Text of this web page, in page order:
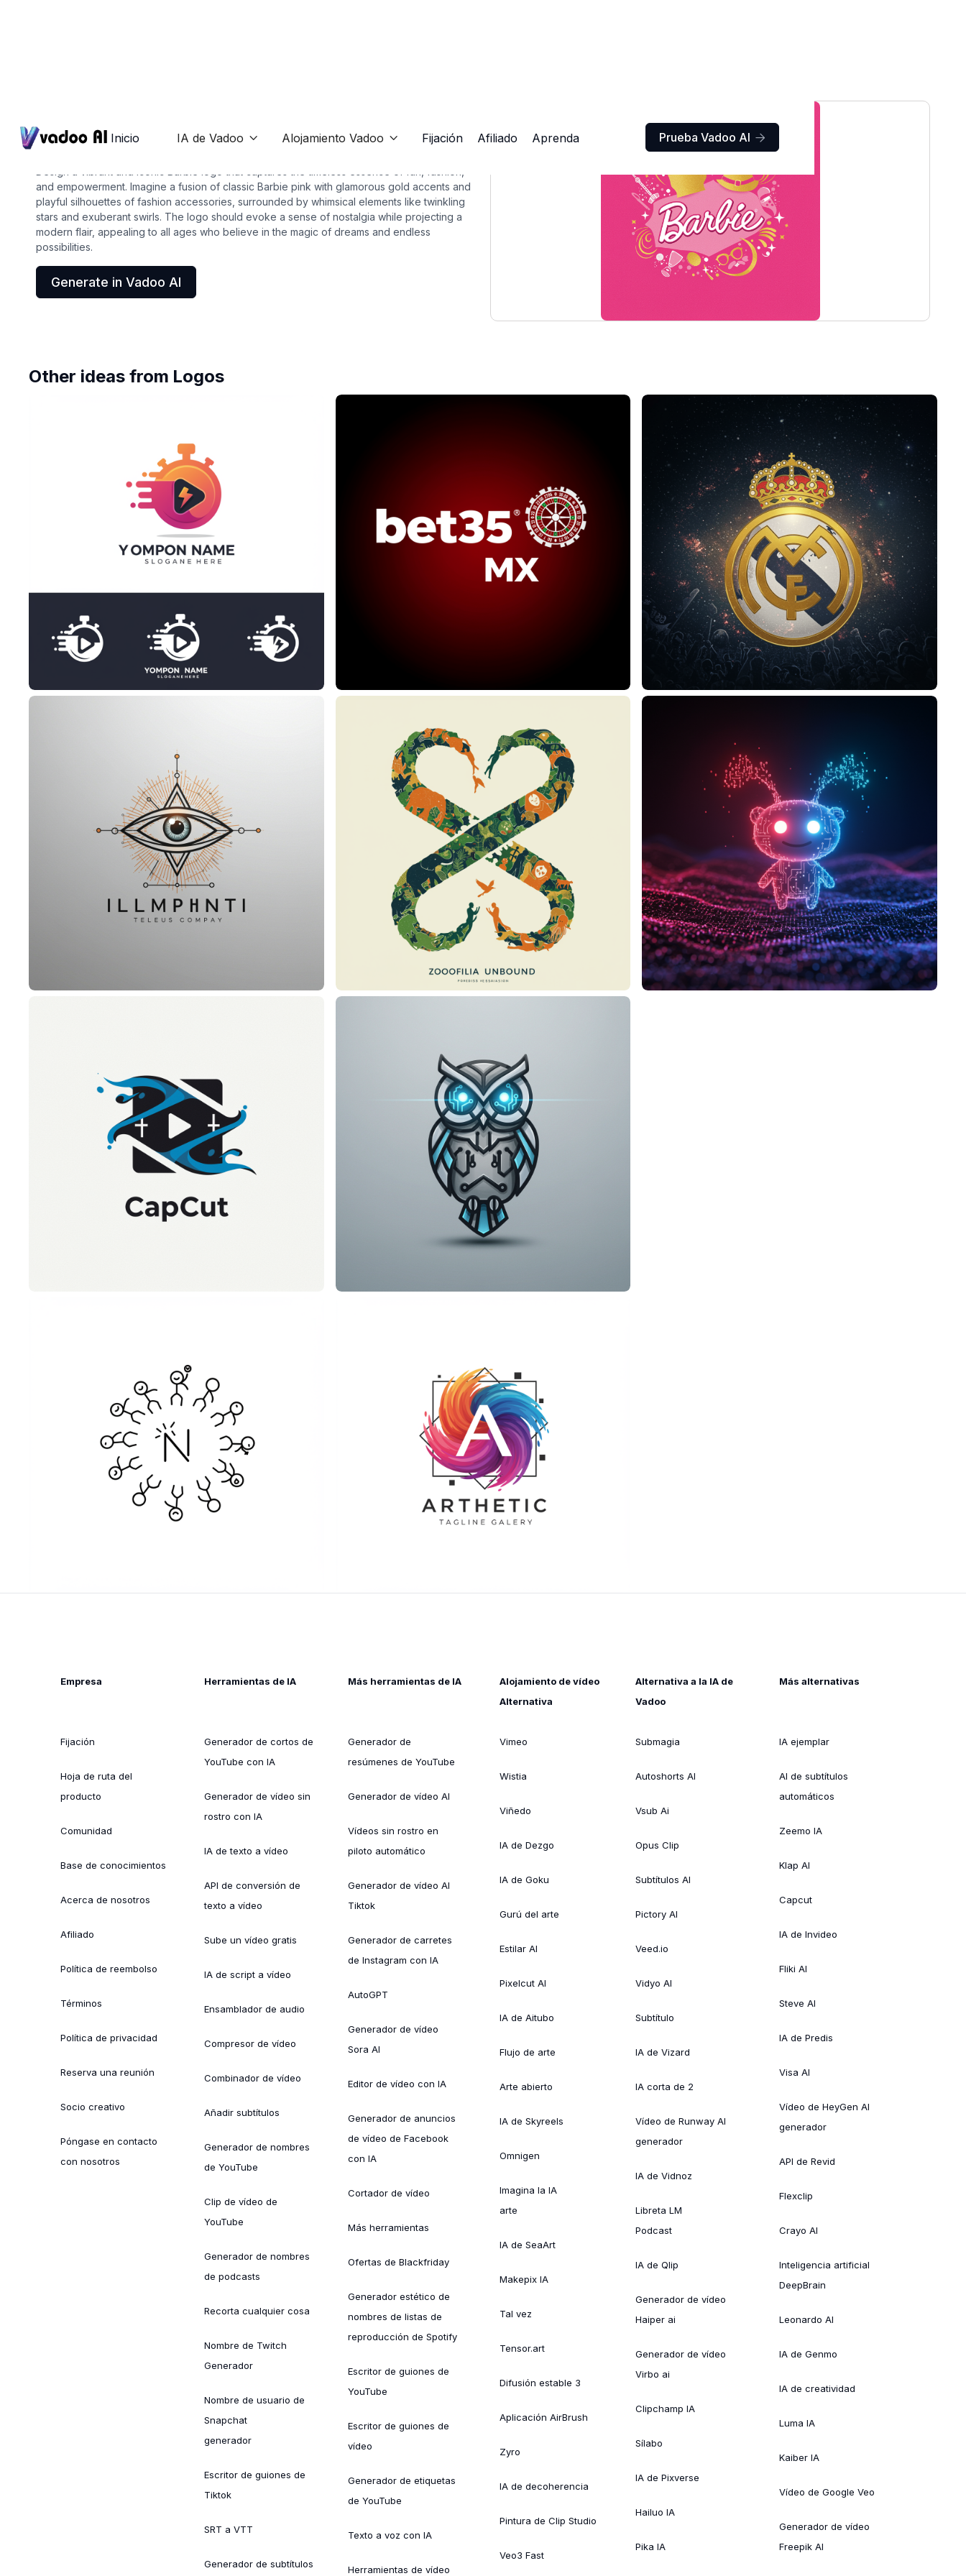
Inicio IA de Vadoo  Alojamiento Vadoo  Fijación Afiliado Aprenda Prueba Vadoo AI 
barbie logo
and empowerment. Imagine a fusion of classic Barbie pink with glamorous gold accents and
playful silhouettes of fashion accessories, surrounded by whimsical elements like twinkling
stars and exuberant swirls. The logo should evoke a sense of nostalgia while projecting a
modern flair, appealing to all ages who believe in the magic of dreams and endless
possibilities.
Generate in Vadoo AI
Other ideas from Logos
Empresa
Fijación
Hoja de ruta del
producto
Comunidad
Base de conocimientos
Acerca de nosotros
Afiliado
Política de reembolso
Términos
Política de privacidad
Reserva una reunión
Socio creativo
Póngase en contacto
con nosotros
Herramientas de IA
Generador de cortos de
YouTube con IA
Generador de vídeo sin
rostro con IA
IA de texto a vídeo
API de conversión de
texto a vídeo
Sube un vídeo gratis
IA de script a vídeo
Ensamblador de audio
Compresor de vídeo
Combinador de vídeo
Añadir subtítulos
Generador de nombres
de YouTube
Clip de vídeo de
YouTube
Generador de nombres
de podcasts
Recorta cualquier cosa
Nombre de Twitch
Generador
Nombre de usuario de
Snapchat
generador
Escritor de guiones de
Tiktok
SRT a VTT
Generador de subtítulos
Más herramientas de IA
Generador de
resúmenes de YouTube
Generador de vídeo AI
Vídeos sin rostro en
piloto automático
Generador de vídeo AI
Tiktok
Generador de carretes
de Instagram con IA
AutoGPT
Generador de vídeo
Sora AI
Editor de vídeo con IA
Generador de anuncios
de vídeo de Facebook
con IA
Cortador de vídeo
Más herramientas
Ofertas de Blackfriday
Generador estético de
nombres de listas de
reproducción de Spotify
Escritor de guiones de
YouTube
Escritor de guiones de
vídeo
Generador de etiquetas
de YouTube
Texto a voz con IA
Herramientas de vídeo
Alojamiento de vídeo
Alternativa
Vimeo
Wistia
Viñedo
IA de Dezgo
IA de Goku
Gurú del arte
Estilar AI
Pixelcut AI
IA de Aitubo
Flujo de arte
Arte abierto
IA de Skyreels
Omnigen
Imagina la IA
arte
IA de SeaArt
Makepix IA
Tal vez
Tensor.art
Difusión estable 3
Aplicación AirBrush
Zyro
IA de decoherencia
Pintura de Clip Studio
Veo3 Fast
Alternativa a la IA de
Vadoo
Submagia
Autoshorts AI
Vsub Ai
Opus Clip
Subtítulos AI
Pictory AI
Veed.io
Vidyo AI
Subtítulo
IA de Vizard
IA corta de 2
Vídeo de Runway AI
generador
IA de Vidnoz
Libreta LM
Podcast
IA de Qlip
Generador de vídeo
Haiper ai
Generador de vídeo
Virbo ai
Clipchamp IA
Sílabo
IA de Pixverse
Hailuo IA
Pika IA
Más alternativas
IA ejemplar
AI de subtítulos
automáticos
Zeemo IA
Klap AI
Capcut
IA de Invideo
Fliki AI
Steve AI
IA de Predis
Visa AI
Vídeo de HeyGen AI
generador
API de Revid
Flexclip
Crayo AI
Inteligencia artificial
DeepBrain
Leonardo AI
IA de Genmo
IA de creatividad
Luma IA
Kaiber IA
Vídeo de Google Veo
Generador de vídeo
Freepik AI